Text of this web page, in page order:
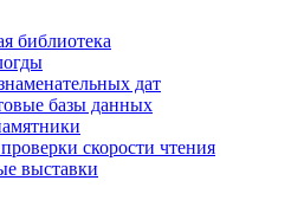
библиотека
дат
базы данных
скорости чтения
выставки